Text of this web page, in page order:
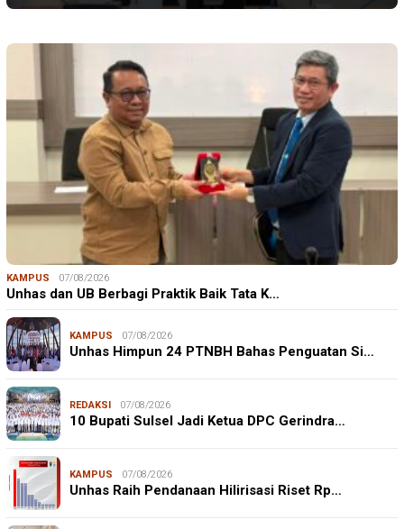
KAMPUS 07/08/2026
Unhas dan UB Berbagi Praktik Baik Tata K…
KAMPUS 07/08/2026
Unhas Himpun 24 PTNBH Bahas Penguatan Si…
REDAKSI 07/08/2026
10 Bupati Sulsel Jadi Ketua DPC Gerindra…
KAMPUS 07/08/2026
Unhas Raih Pendanaan Hilirisasi Riset Rp…